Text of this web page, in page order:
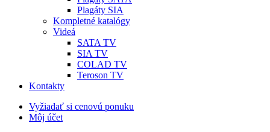
Plagáty SIA
Kompletné katalógy
Videá
SATA TV
SIA TV
COLAD TV
Teroson TV
Kontakty
Vyžiadať si cenovú ponuku
Môj účet